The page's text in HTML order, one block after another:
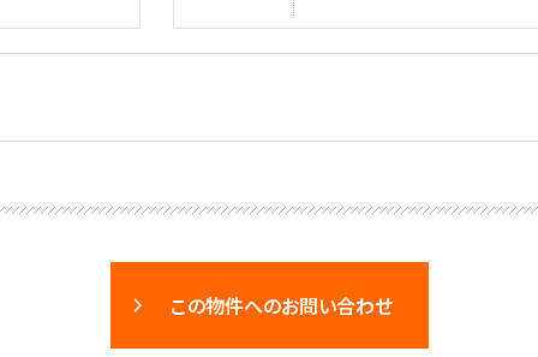
この物件へのお問い合わせ